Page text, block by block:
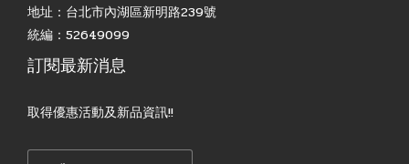
地址：台北市內湖區新明路239號
統編：52649099
訂閱最新消息
取得優惠活動及新品資訊!!